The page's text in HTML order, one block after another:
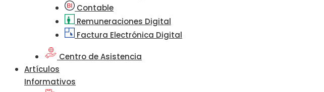
Contable
Remuneraciones Digital
Factura Electrónica Digital
Centro de Asistencia
Artículos
Informativos